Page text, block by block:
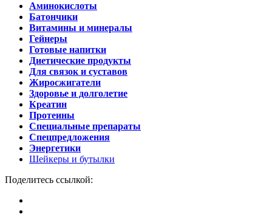
Аминокислоты
Батончики
Витамины и минералы
Гейнеры
Готовые напитки
Диетические продукты
Для связок и суставов
Жиросжигатели
Здоровье и долголетие
Креатин
Протеины
Специальные препараты
Спецпредложения
Энергетики
Шейкеры и бутылки
Поделитесь ссылкой: